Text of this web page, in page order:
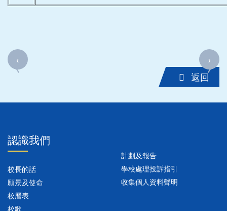
‹ ›
‹ ›
返回
認識我們
校長的話
願景及使命
校曆表
校歌
計劃及報告
學校處理投訴指引
收集個人資料聲明